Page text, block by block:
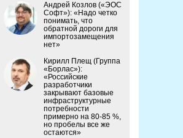
Андрей Козлов («ЭОС
Софт»): «Надо четко
понимать, что
обратной дороги для
импортозамещения
нет»
Кирилл Плещ (Группа
«Борлас»):
«Российские
разработчики
закрывают базовые
инфраструктурные
потребности
примерно на 80-85 %,
но пробелы все же
остаются»